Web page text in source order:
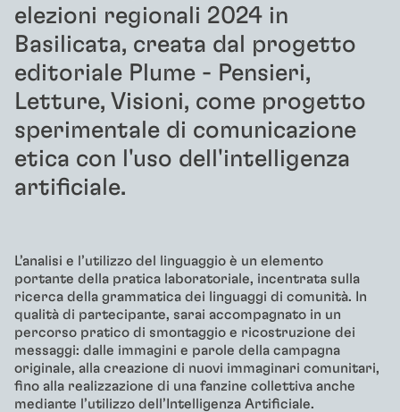
elezioni regionali 2024 in
Basilicata, creata dal progetto
editoriale Plume - Pensieri,
Letture, Visioni, come progetto
sperimentale di comunicazione
etica con l'uso dell'intelligenza
artificiale.
L’analisi e l’utilizzo del linguaggio è un elemento
portante della pratica laboratoriale, incentrata sulla
ricerca della grammatica dei linguaggi di comunità. In
qualità di partecipante, sarai accompagnato in un
percorso pratico di smontaggio e ricostruzione dei
messaggi: dalle immagini e parole della campagna
originale, alla creazione di nuovi immaginari comunitari,
fino alla realizzazione di una fanzine collettiva anche
mediante l’utilizzo dell’Intelligenza Artificiale.